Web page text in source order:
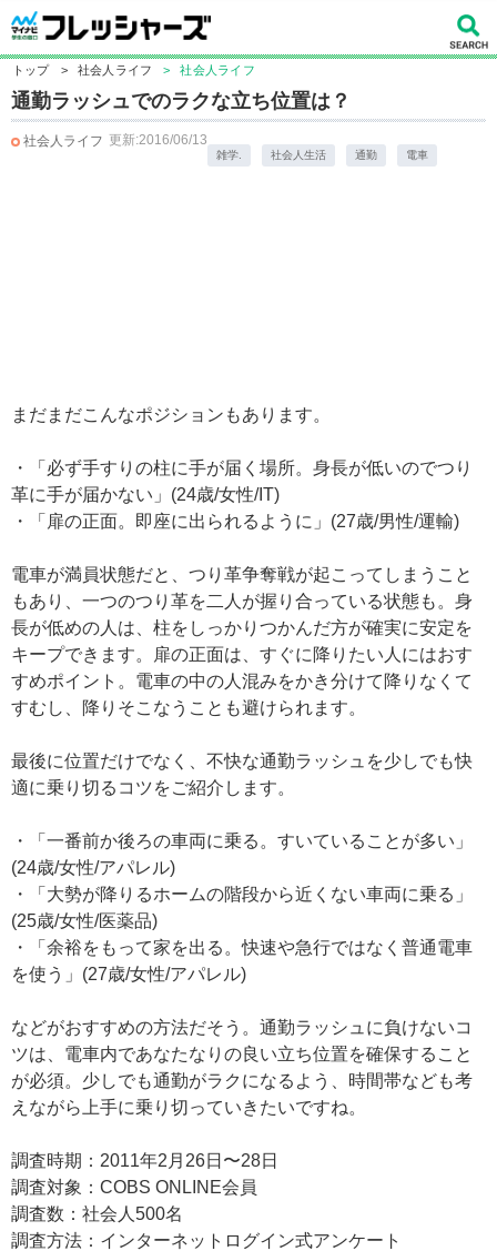
トップ > 社会人ライフ > 社会人ライフ
通勤ラッシュでのラクな立ち位置は？
社会人ライフ 更新:2016/06/13
雑学. 社会人生活 通勤 電車
まだまだこんなポジションもあります。
・「必ず手すりの柱に手が届く場所。身長が低いのでつり
革に手が届かない」(24歳/女性/IT)
・「扉の正面。即座に出られるように」(27歳/男性/運輸)
電車が満員状態だと、つり革争奪戦が起こってしまうこと
もあり、一つのつり革を二人が握り合っている状態も。身
長が低めの人は、柱をしっかりつかんだ方が確実に安定を
キープできます。扉の正面は、すぐに降りたい人にはおす
すめポイント。電車の中の人混みをかき分けて降りなくて
すむし、降りそこなうことも避けられます。
最後に位置だけでなく、不快な通勤ラッシュを少しでも快
適に乗り切るコツをご紹介します。
・「一番前か後ろの車両に乗る。すいていることが多い」
(24歳/女性/アパレル)
・「大勢が降りるホームの階段から近くない車両に乗る」
(25歳/女性/医薬品)
・「余裕をもって家を出る。快速や急行ではなく普通電車
を使う」(27歳/女性/アパレル)
などがおすすめの方法だそう。通勤ラッシュに負けないコ
ツは、電車内であなたなりの良い立ち位置を確保すること
が必須。少しでも通勤がラクになるよう、時間帯なども考
えながら上手に乗り切っていきたいですね。
調査時期：2011年2月26日〜28日
調査対象：COBS ONLINE会員
調査数：社会人500名
調査方法：インターネットログイン式アンケート